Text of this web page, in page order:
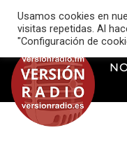
music_note VERSIÓN RADIO
Usamos cookies en
visitas repetidas. Al
"Configuración de